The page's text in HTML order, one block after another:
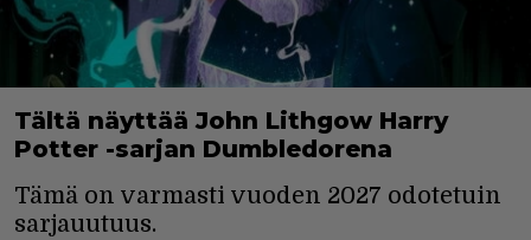
Tältä näyttää John Lithgow Harry
Potter -sarjan Dumbledorena
Tämä on varmasti vuoden 2027 odotetuin
sarjauutuus.